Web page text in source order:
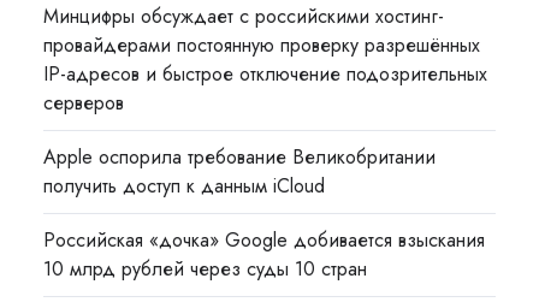
Минцифры обсуждает с российскими хостинг-
провайдерами постоянную проверку разрешённых
IP-адресов и быстрое отключение подозрительных
серверов
Apple оспорила требование Великобритании
получить доступ к данным iCloud
Российская «дочка» Google добивается взыскания
10 млрд рублей через суды 10 стран